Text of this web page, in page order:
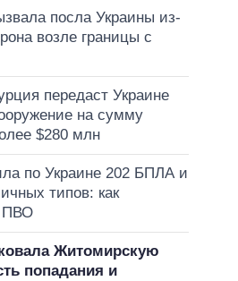
посла Украины из-
возле границы с
передаст Украине
на сумму
$280 млн
по Украине 202 БПЛА и
типов: как
ПВО
Житомирскую
попадания и